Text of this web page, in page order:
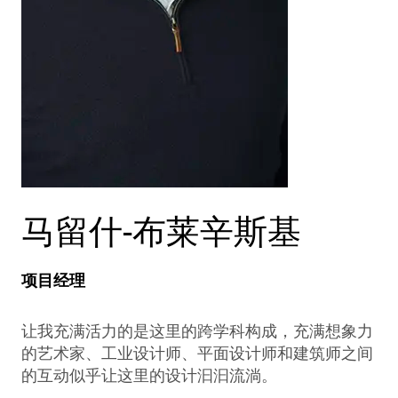
马留什-布莱辛斯基
项目经理
让我充满活力的是这里的跨学科构成，充满想象力
的艺术家、工业设计师、平面设计师和建筑师之间
的互动似乎让这里的设计汩汩流淌。